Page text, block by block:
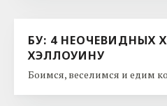
БУ: 4 НЕОЧЕВИДНЫХ
ХЭЛЛОУИНУ
Боимся, веселимся и едим